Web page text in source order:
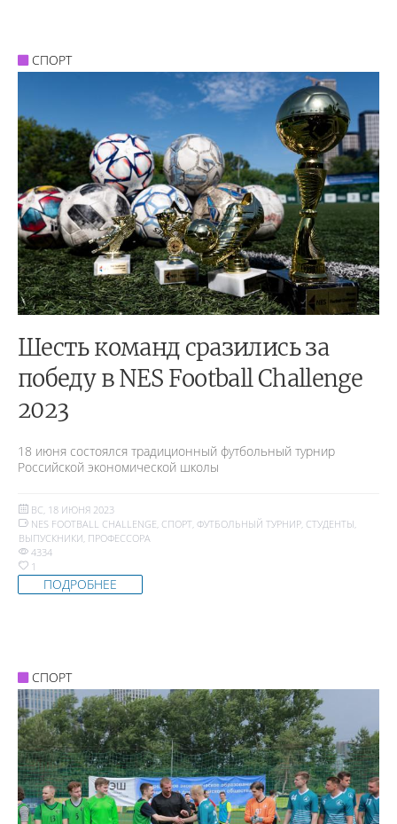
СПОРТ
Шесть команд сразились за
победу в NES Football Challenge
2023
18 июня состоялся традиционный футбольный турнир
Российской экономической школы
ВС, 18 ИЮНЯ 2023
NES FOOTBALL CHALLENGE СПОРТ ФУТБОЛЬНЫЙ ТУРНИР СТУДЕНТЫ
ВЫПУСКНИКИ ПРОФЕССОРА
4334
1
ПОДРОБНЕЕ
СПОРТ